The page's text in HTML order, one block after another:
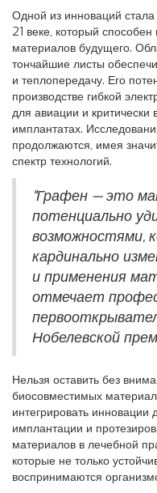
Одной из инноваций
21 веке, который
материалов будущего.
тончайшие листы
и теплопередачу. Его
производстве гибкой
для авиации и
имплантатах.
продолжаются, имея
спектр технологий.
"Графен — это
потенциально
возможностями,
кардинально
и применения
отмечает
Нобелевской
Нельзя оставить без
биосовместимых
интегрировать
имплантации и
материалов в лечебной
которые не только
воспринимаются